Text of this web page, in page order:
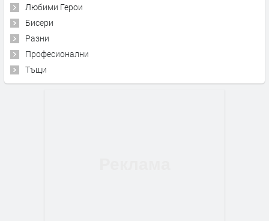
Любими Герои
Бисери
Разни
Професионални
Тъщи